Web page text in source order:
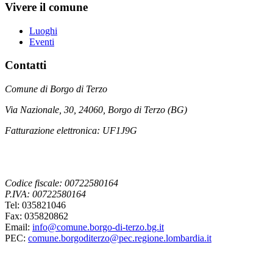
Vivere il comune
Luoghi
Eventi
Contatti
Comune di Borgo di Terzo
Via Nazionale, 30, 24060, Borgo di Terzo (BG)
Fatturazione elettronica: UF1J9G
Codice fiscale: 00722580164
P.IVA: 00722580164
Tel: 035821046
Fax: 035820862
Email: info@comune.borgo-di-terzo.bg.it
PEC: comune.borgoditerzo@pec.regione.lombardia.it